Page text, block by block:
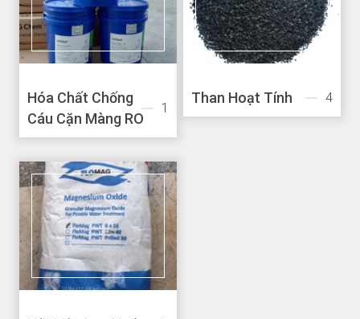
Hóa Chất Chống
Cáu Cặn Màng RO
1
Than Hoạt Tính 4